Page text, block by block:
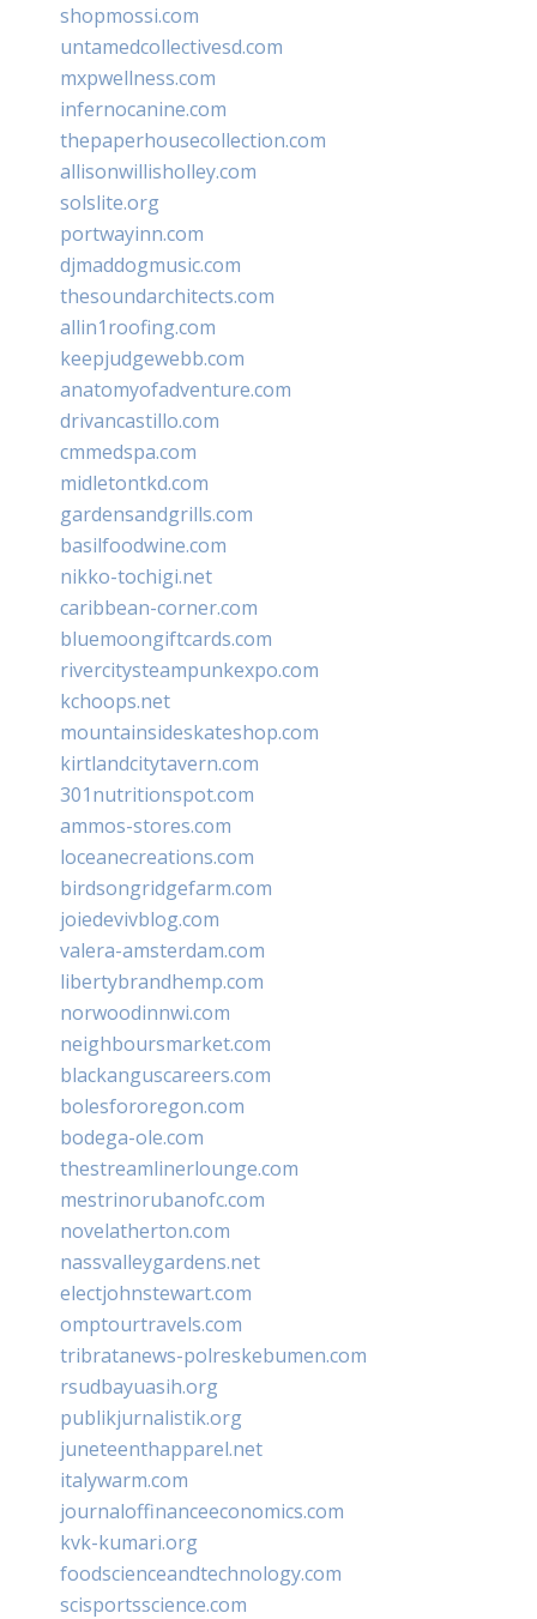
shopmossi.com
untamedcollectivesd.com
mxpwellness.com
infernocanine.com
thepaperhousecollection.com
allisonwillisholley.com
solslite.org
portwayinn.com
djmaddogmusic.com
thesoundarchitects.com
allin1roofing.com
keepjudgewebb.com
anatomyofadventure.com
drivancastillo.com
cmmedspa.com
midletontkd.com
gardensandgrills.com
basilfoodwine.com
nikko-tochigi.net
caribbean-corner.com
bluemoongiftcards.com
rivercitysteampunkexpo.com
kchoops.net
mountainsideskateshop.com
kirtlandcitytavern.com
301nutritionspot.com
ammos-stores.com
loceanecreations.com
birdsongridgefarm.com
joiedevivblog.com
valera-amsterdam.com
libertybrandhemp.com
norwoodinnwi.com
neighboursmarket.com
blackanguscareers.com
bolesfororegon.com
bodega-ole.com
thestreamlinerlounge.com
mestrinorubanofc.com
novelatherton.com
nassvalleygardens.net
electjohnstewart.com
omptourtravels.com
tribratanews-polreskebumen.com
rsudbayuasih.org
publikjurnalistik.org
juneteenthapparel.net
italywarm.com
journaloffinanceeconomics.com
kvk-kumari.org
foodscienceandtechnology.com
scisportsscience.com